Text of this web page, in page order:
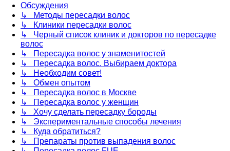
Обсуждения
↳ Методы пересадки волос
↳ Клиники пересадки волос
↳ Черный список клиник и докторов по пересадке
волос
↳ Пересадка волос у знаменитостей
↳ Пересадка волос. Выбираем доктора
↳ Необходим совет!
↳ Обмен опытом
↳ Пересадка волос в Москве
↳ Пересадка волос у женщин
↳ Хочу сделать пересадку бороды
↳ Экспериментальные способы лечения
↳ Куда обратиться?
↳ Препараты против выпадения волос